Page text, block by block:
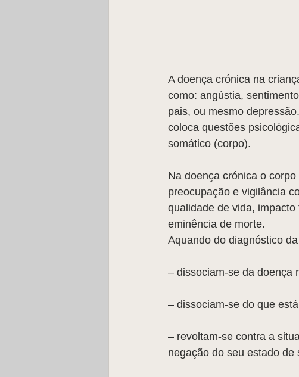
A doença crónica na
como: angústia,
pais, ou mesmo
coloca questões
somático (corpo).
Na doença crónica o
preocupação e vigilância
qualidade de vida,
eminência de morte.
Aquando do diagnóstico
– dissociam-se da doença
– dissociam-se do que
– revoltam-se contra a
negação do seu estado de